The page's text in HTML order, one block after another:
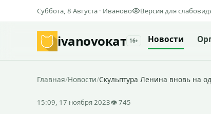
Суббота, 8 Августа · Иваново Версия для
ivanovoкат 16+ Новости
Главная/Новости/Скульптура Ленина вновь на
15:09, 17 ноября 2023👁 745